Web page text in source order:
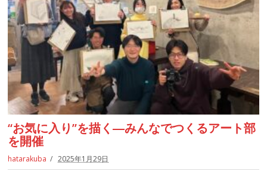
“お気に入り”を描く―みんなでつくるアート部
を開催
hatarakuba 2025年1月29日